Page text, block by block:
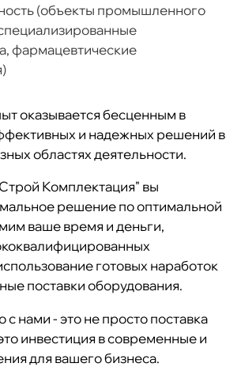
(объекты промышленного
фармацевтические
оказывается бесценным в
и надежных решений в
областях деятельности.
Комплектация" вы
решение по оптимальной
ваше время и деньги,
готовых наработок
поставки оборудования.
с нами - это не просто поставка
инвестиция в современные и
для вашего бизнеса.